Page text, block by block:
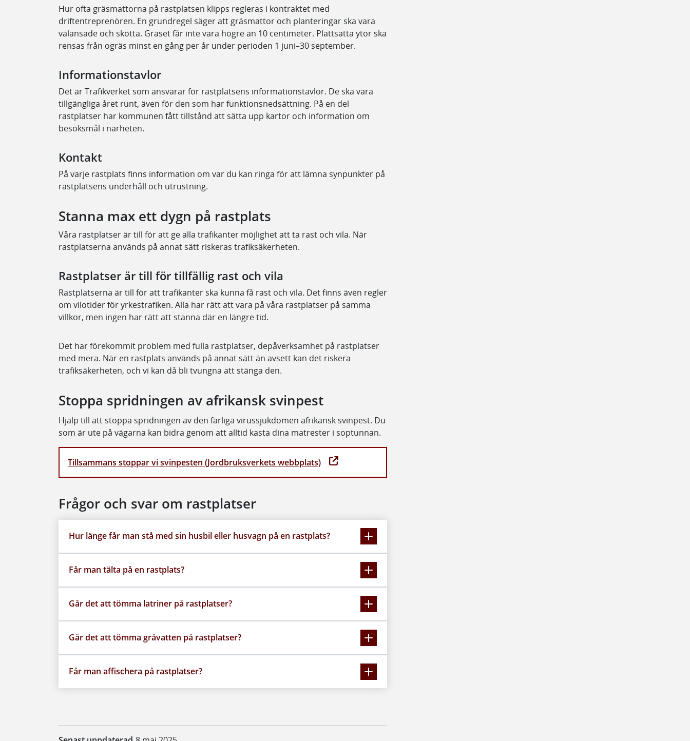
Hur ofta gräsmattorna på rastplatsen klipps regleras i kontraktet med
driftentreprenören. En grundregel säger att gräsmattor och planteringar ska vara
välansade och skötta. Gräset får inte vara högre än 10 centimeter. Plattsatta ytor ska
rensas från ogräs minst en gång per år under perioden 1 juni–30 september.
Informationstavlor
Det är Trafikverket som ansvarar för rastplatsens informationstavlor. De ska vara
tillgängliga året runt, även för den som har funktionsnedsättning. På en del
rastplatser har kommunen fått tillstånd att sätta upp kartor och information om
besöksmål i närheten.
Kontakt
På varje rastplats finns information om var du kan ringa för att lämna synpunkter på
rastplatsens underhåll och utrustning.
Stanna max ett dygn på rastplats
Våra rastplatser är till för att ge alla trafikanter möjlighet att ta rast och vila. När
rastplatserna används på annat sätt riskeras trafiksäkerheten.
Rastplatser är till för tillfällig rast och vila
Rastplatserna är till för att trafikanter ska kunna få rast och vila. Det finns även regler
om vilotider för yrkestrafiken. Alla har rätt att vara på våra rastplatser på samma
villkor, men ingen har rätt att stanna där en längre tid.
Det har förekommit problem med fulla rastplatser, depåverksamhet på rastplatser
med mera. När en rastplats används på annat sätt än avsett kan det riskera
trafiksäkerheten, och vi kan då bli tvungna att stänga den.
Stoppa spridningen av afrikansk svinpest
Hjälp till att stoppa spridningen av den farliga virussjukdomen afrikansk svinpest. Du
som är ute på vägarna kan bidra genom att alltid kasta dina matrester i soptunnan.
Tillsammans stoppar vi svinpesten (Jordbruksverkets webbplats)
Frågor och svar om rastplatser
Hur länge får man stå med sin husbil eller husvagn på en rastplats?
Får man tälta på en rastplats?
Går det att tömma latriner på rastplatser?
Går det att tömma gråvatten på rastplatser?
Får man affischera på rastplatser?